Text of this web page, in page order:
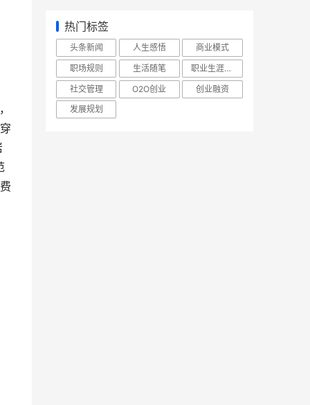
热门标签
头条新闻 人生感悟
商业模式
职场规则
生活随笔
职业生涯规划
社交管理
O2O创业
创业融资
发展规划